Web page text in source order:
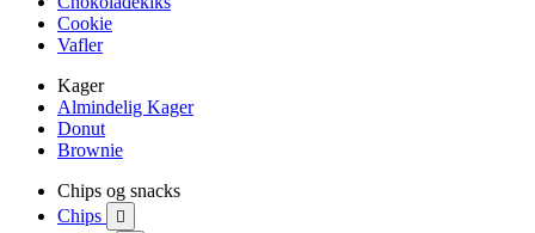
Cookie
Vafler
Kager
Almindelig Kager
Donut
Brownie
Chips og snacks
Chips
